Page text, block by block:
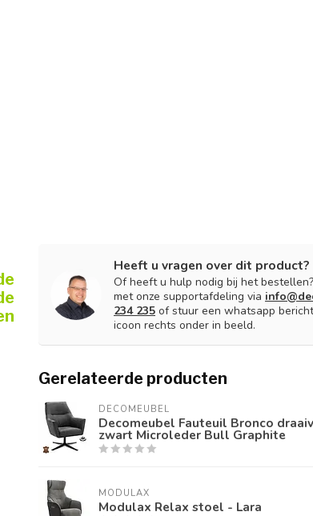
Heeft u vragen over dit product?
Of heeft u hulp nodig bij het
met onze supportafdeling via
234 235 of stuur een whatsapp
icoon rechts onder in beeld.
Gerelateerde producten
DECOMEUBEL
Decomeubel Fauteuil Bronco
zwart Microleder Bull Graphite
MODULAX
Modulax Relax stoel - Lara